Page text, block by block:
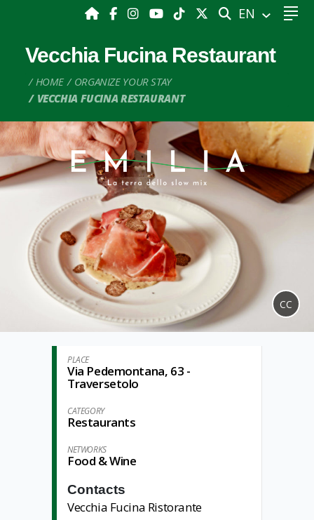
SEARCH
EN
Vecchia Fucina Restaurant
HOME
ORGANIZE YOUR STAY
VECCHIA FUCINA RESTAURANT
CC
PLACE
Via Pedemontana, 63 -
Traversetolo
CATEGORY
Restaurants
NETWORKS
Food & Wine
Contacts
Vecchia Fucina Ristorante